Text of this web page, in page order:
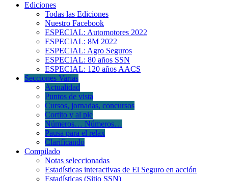
Ediciones
Todas las Ediciones
Nuestro Facebook
ESPECIAL: Automotores 2022
ESPECIAL: 8M 2022
ESPECIAL: Agro Seguros
ESPECIAL: 80 años SSN
ESPECIAL: 120 años AACS
Secciones Varias
Actualidad
Puntos de vista
Cursos, jornadas, concursos
Cortito y al pie
Números… Números…
Pausa para el relax
Clarificando
Compilado
Notas seleccionadas
Estadísticas interactivas de El Seguro en acción
Estadísticas (Sitio SSN)